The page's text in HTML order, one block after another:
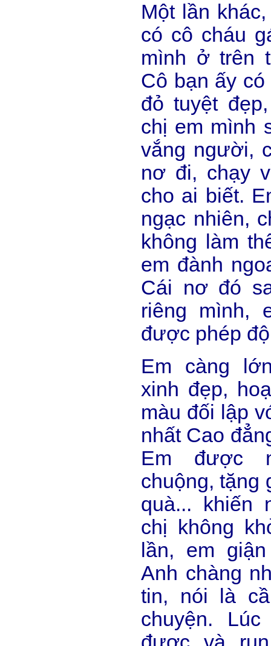
Một lần
có cô cháu
mình ở trên
Cô bạn ấy
đỏ tuyệt
chị em mình
vắng người,
nơ đi, chạy
cho ai biết.
ngạc nhiên,
không làm
em đành
Cái nơ đó
riêng mình,
được phép
Em càng
xinh đẹp,
màu đối lập
nhất Cao
Em được
chuộng, tặng
quà... khiến
chị không
lần, em
Anh chàng
tin, nói là
chuyện.